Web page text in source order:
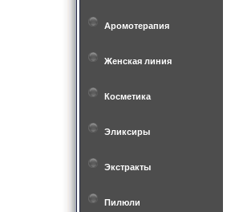
Аромотерапия
Женская линия
Косметика
Эликсиры
Экстракты
Пилюли